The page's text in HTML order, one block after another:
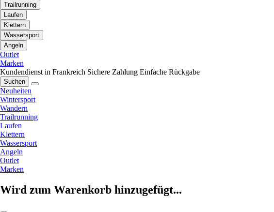
Trailrunning
Laufen
Klettern
Wassersport
Angeln
Outlet
Marken
Kundendienst in Frankreich Sichere Zahlung Einfache Rückgabe
Suchen
Neuheiten
Wintersport
Wandern
Trailrunning
Laufen
Klettern
Wassersport
Angeln
Outlet
Marken
Wird zum Warenkorb hinzugefügt...